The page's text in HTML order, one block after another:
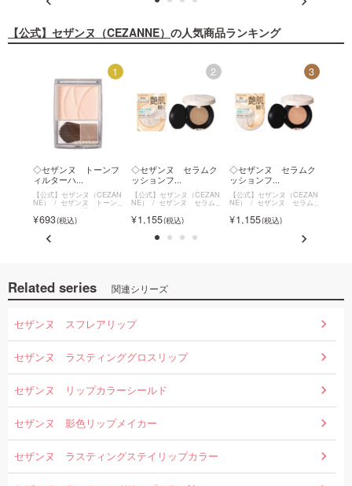
【公式】セザンヌ（CEZANNE） の人気商品ランキング
1
◇セザンヌ トーンフ
ィルターハ...
【公式】セザンヌ（CEZAN
NE） セザンヌ トーン
フィルターハイライト
693
2
◇セザンヌ セラムク
ッションフ...
【公式】セザンヌ（CEZAN
NE） セザンヌ セラム
クッションファンデーショ
ン1,155
3
◇セザンヌ セラムク
ッションフ...
【公式】セザンヌ（CEZAN
NE） セザンヌ セラム
クッションファンデーショ
ン1,155
Related series 関連シリーズ
セザンヌ スフレアリップ
セザンヌ ラスティンググロスリップ
セザンヌ リップカラーシールド
セザンヌ 影色リップメイカー
セザンヌ ラスティングステイリップカラー